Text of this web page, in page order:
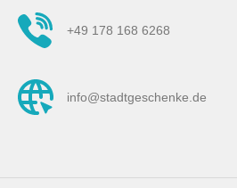
+49 178 168 6268
info@stadtgeschenke.de